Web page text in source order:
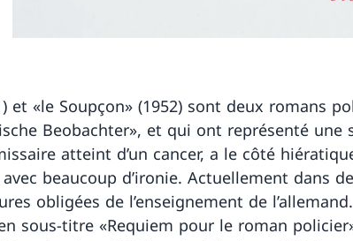
et «le Soupçon» (1952) sont deux romans
Beobachter», et qui ont représenté
atteint d’un cancer, a le côté
beaucoup d’ironie. Actuellement dans
obligées de l’enseignement de l’allemand.
sous-titre «Requiem pour le roman